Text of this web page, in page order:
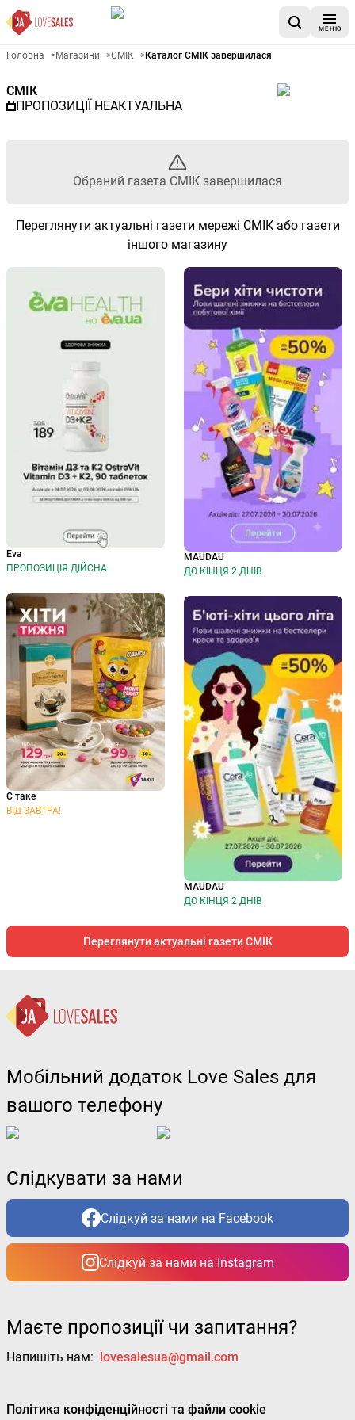
МЕНЮ
Рекламна газета СМІК -
Головна >Магазини >СМІК >Каталог СМІК завершилася
СМІК
ПРОПОЗИЦІЇ НЕАКТУАЛЬНА
Обраний газета СМІК завершилася
Переглянути актуальні газети мережі СМІК або газети
іншого магазину
Eva
ПРОПОЗИЦІЯ ДІЙСНА
Є таке
ВІД ЗАВТРА!
MAUDAU
ДО КІНЦЯ 2 ДНІВ
MAUDAU
ДО КІНЦЯ 2 ДНІВ
Переглянути актуальні газети СМІК
Мобільний додаток Love Sales для
вашого телефону
Слідкувати за нами
Слідкуй за нами на Facebook
Слідкуй за нами на Instagram
Маєте пропозиції чи запитання?
Напишіть нам: lovesalesua@gmail.com
Політика конфіденційності та файли cookie